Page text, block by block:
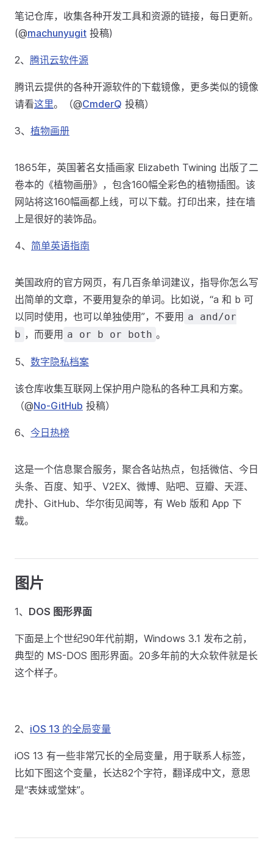
笔记仓库，收集各种开发工具和资源的链接，每日更新。
(@machunyugit 投稿)
2、 腾讯云软件源
腾讯云提供的各种开源软件的下载镜像，更多类似的镜像
请看这里。（@CmderQ 投稿）
3、 植物画册
1865年，英国著名女插画家 Elizabeth Twining 出版了二
卷本的《植物画册》，包含160幅全彩色的植物插图。该
网站将这160幅画都上线，可以下载。打印出来，挂在墙
上是很好的装饰品。
4、 简单英语指南
美国政府的官方网页，有几百条单词建议，指导你怎么写
出简单的文章，不要用复杂的单词。比如说，“a 和 b 可
以同时使用，也可以单独使用”，不要用 a and/or
b ，而要用 a or b or both 。
5、 数字隐私档案
该仓库收集互联网上保护用户隐私的各种工具和方案。
（@No-GitHub 投稿）
6、 今日热榜
这是一个信息聚合服务，聚合各站热点，包括微信、今日
头条、百度、知乎、V2EX、微博、贴吧、豆瓣、天涯、
虎扑、GitHub、华尔街见闻等，有 Web 版和 App 下
载。
图片
1、 DOS 图形界面
下面是上个世纪90年代前期，Windows 3.1 发布之前，
典型的 MS-DOS 图形界面。20多年前的大众软件就是长
这个样子。
2、 iOS 13 的全局变量
iOS 13 有一些非常冗长的全局变量，用于联系人标签，
比如下图这个变量，长达82个字符，翻译成中文，意思
是“表妹或堂妹”。